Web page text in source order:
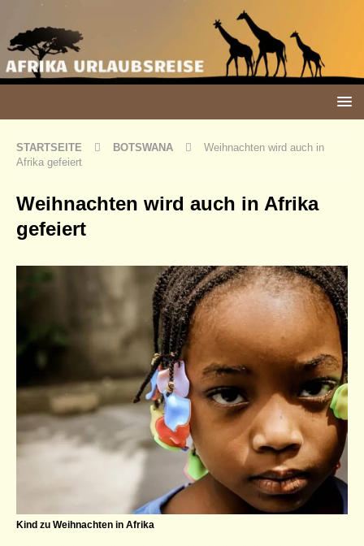
STARTSEITE BOTSWANA
Weihnachten wird auch in
Afrika gefeiert
Weihnachten wird auch in Afrika
gefeiert
Kind zu Weihnachten in Afrika